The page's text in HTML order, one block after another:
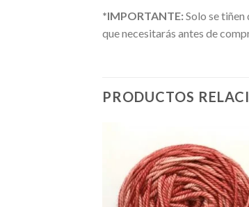
*IMPORTANTE:Solo se
que necesitarás antes de
PRODUCTOS